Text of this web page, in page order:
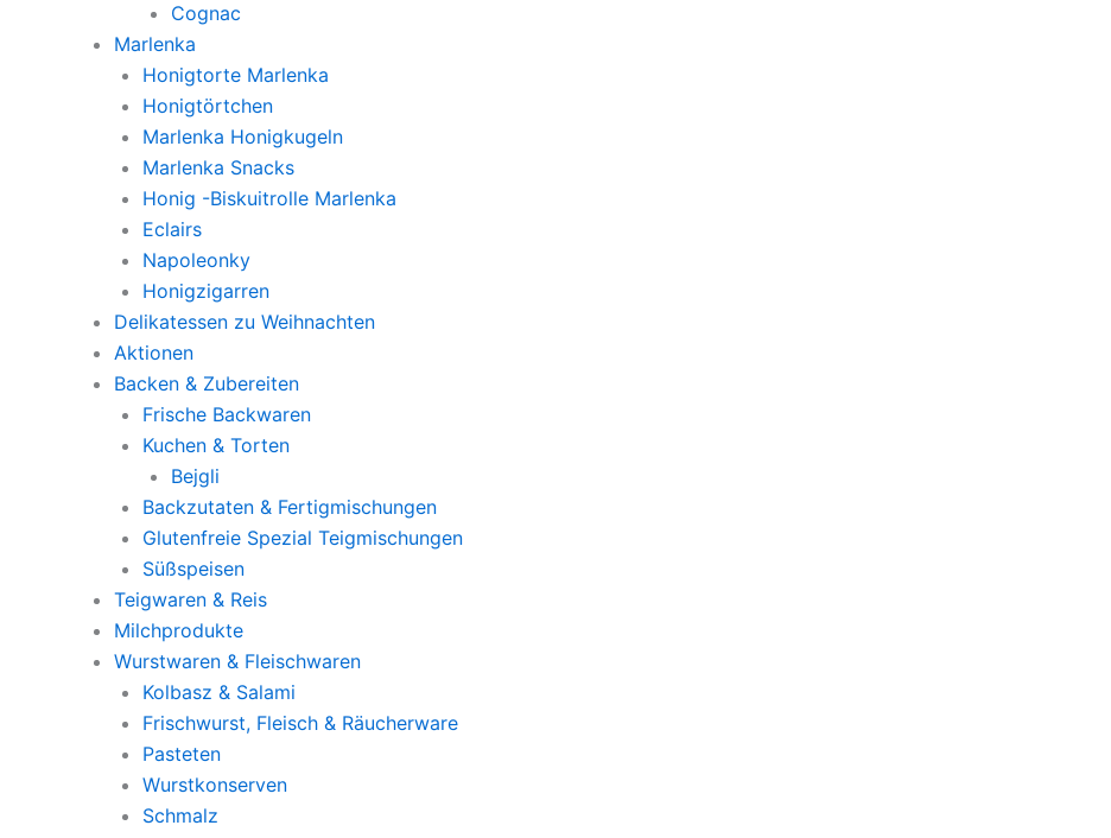
Cognac
Marlenka
Honigtorte Marlenka
Honigtörtchen
Marlenka Honigkugeln
Marlenka Snacks
Honig -Biskuitrolle Marlenka
Eclairs
Napoleonky
Honigzigarren
Delikatessen zu Weihnachten
Aktionen
Backen & Zubereiten
Frische Backwaren
Kuchen & Torten
Bejgli
Backzutaten & Fertigmischungen
Glutenfreie Spezial Teigmischungen
Süßspeisen
Teigwaren & Reis
Milchprodukte
Wurstwaren & Fleischwaren
Kolbasz & Salami
Frischwurst, Fleisch & Räucherware
Pasteten
Wurstkonserven
Schmalz